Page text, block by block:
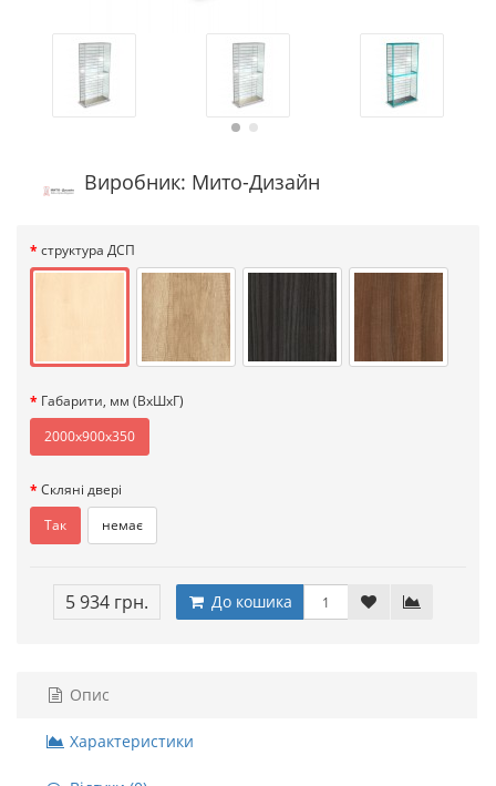
Виробник: Мито-Дизайн
структура ДСП
Габарити, мм (ВxШхГ)
2000х900х350
Скляні двері
Так
немає
5 934 грн. До кошика
Опис
Характеристики